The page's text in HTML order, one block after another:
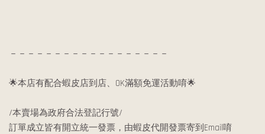
－－－－－－－－－－－－－－－－－－
🌟本店有配合蝦皮店到店、OK滿額免運活動唷🌟
/本賣場為政府合法登記行號/
訂單成立皆有開立統一發票，由蝦皮代開發票寄到Email唷